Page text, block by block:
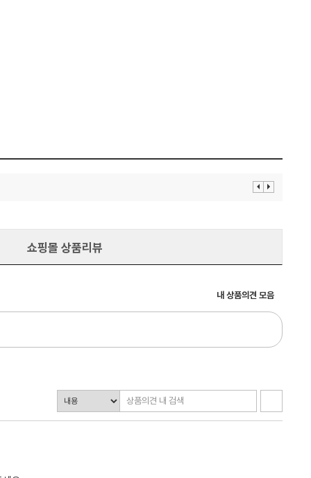
이 다
쇼핑몰 상품리뷰
내 상품의견 모음